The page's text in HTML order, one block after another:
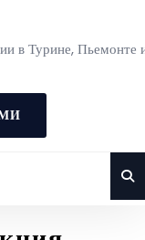
в Турине, Пьемонте